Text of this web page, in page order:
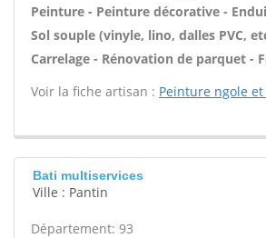
Peinture - Peinture décorative -
Sol souple (vinyle, lino, dalles PVC,
Carrelage - Rénovation de parquet -
Voir la fiche artisan : Peinture ngole et
Bati multiservices
Ville : Pantin
Département: 93